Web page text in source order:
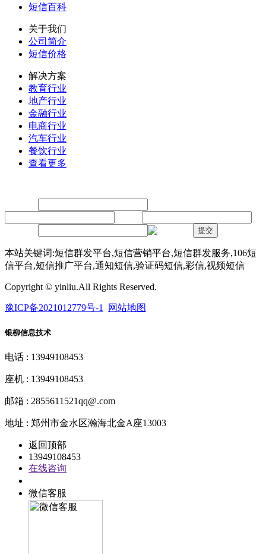
短信百科
关于我们
公司简介
短信价格
解决方案
教育行业
地产行业
金融行业
电商行业
汽车行业
餐饮行业
查看更多
提交
本站关键词:短信群发平台,短信营销平台,短信群发服务,106短
信平台,短信推广平台,通知短信,验证码短信,彩信,视频短信
Copyright © yinliu.All Rights Reserved.
豫ICP备2021012779号-1 网站地图
银柳信息技术
电话 : 13949108453
座机 : 13949108453
邮箱 : 2855611521qq@.com
地址 : 郑州市金水区瀚海北金A座13003
返回顶部
13949108453
在线咨询
微信客服